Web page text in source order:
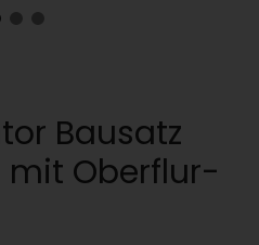
Bausatz
mit Oberflur-